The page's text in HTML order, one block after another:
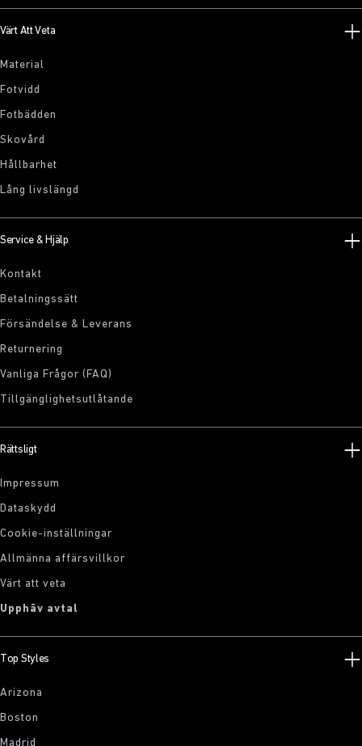
Värt Att Veta
Material
Fotvidd
Fotbädden
Skovård
Hållbarhet
Lång livslängd
Service & Hjälp
Kontakt
Betalningssätt
Försändelse & Leverans
Returnering
Vanliga Frågor (FAQ)
Tillgänglighetsutlåtande
Rättsligt
Impressum
Dataskydd
Cookie-inställningar
Allmänna affärsvillkor
Värt att veta
Upphäv avtal
Top Styles
Arizona
Boston
Madrid